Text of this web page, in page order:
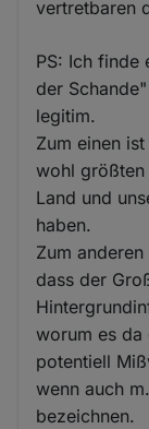
vertretbaren
PS: Ich finde
der
legitim.
Zum einen
wohl größten
Land und
haben.
Zum
dass der
worum es da
potentiell
wenn auch
bezeichnen.